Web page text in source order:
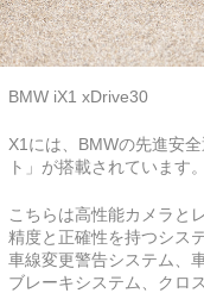
BMW iX1 xDrive30
X1には、BMWの先進安
ト」が搭載されています。
こちらは高性能カメラと
精度と正確性を持つシス
車線変更警告システム、
ブレーキシステム、クロ